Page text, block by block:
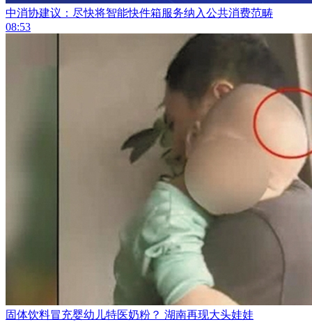
中消协建议：尽快将智能快件箱服务纳入公共消费范畴
08:53
固体饮料冒充婴幼儿特医奶粉？ 湖南再现大头娃娃